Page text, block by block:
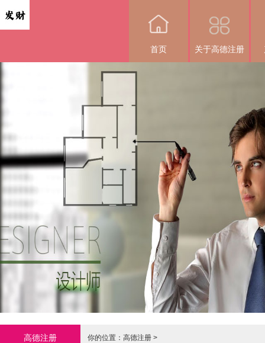
首页 关于高德注册
高德注册 你的位置： 高德注册 >